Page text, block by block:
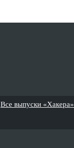
Все выпуски «Хакера»